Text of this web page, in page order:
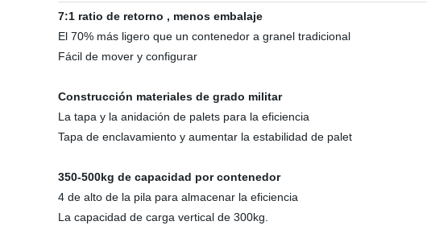
7:1 ratio de retorno , menos embalaje
El 70% más ligero que un contenedor a granel tradicional
Fácil de mover y configurar
Construcción materiales de grado militar
La tapa y la anidación de palets para la eficiencia
Tapa de enclavamiento y aumentar la estabilidad de palet
350-500kg de capacidad por contenedor
4 de alto de la pila para almacenar la eficiencia
La capacidad de carga vertical de 300kg.